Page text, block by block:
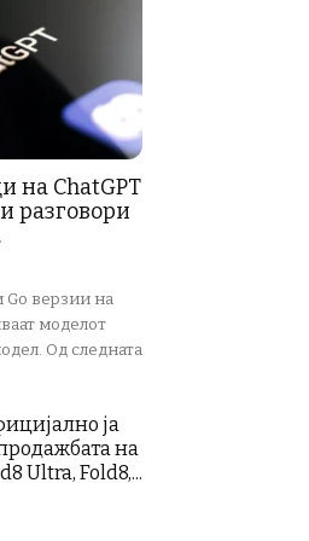
на ChatGPT
разговори
Go верзии на
моделот
Од следната
ја
на
Ultra, Fold8,...